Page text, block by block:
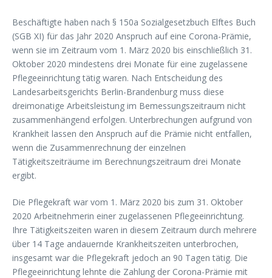
Beschäftigte haben nach § 150a Sozialgesetzbuch Elftes Buch
(SGB XI) für das Jahr 2020 Anspruch auf eine Corona-Prämie,
wenn sie im Zeitraum vom 1. März 2020 bis einschließlich 31.
Oktober 2020 mindestens drei Monate für eine zugelassene
Pflegeeinrichtung tätig waren. Nach Entscheidung des
Landesarbeitsgerichts Berlin-Brandenburg muss diese
dreimonatige Arbeitsleistung im Bemessungszeitraum nicht
zusammenhängend erfolgen. Unterbrechungen aufgrund von
Krankheit lassen den Anspruch auf die Prämie nicht entfallen,
wenn die Zusammenrechnung der einzelnen
Tätigkeitszeiträume im Berechnungszeitraum drei Monate
ergibt.
Die Pflegekraft war vom 1. März 2020 bis zum 31. Oktober
2020 Arbeitnehmerin einer zugelassenen Pflegeeinrichtung.
Ihre Tätigkeitszeiten waren in diesem Zeitraum durch mehrere
über 14 Tage andauernde Krankheitszeiten unterbrochen,
insgesamt war die Pflegekraft jedoch an 90 Tagen tätig. Die
Pflegeeinrichtung lehnte die Zahlung der Corona-Prämie mit